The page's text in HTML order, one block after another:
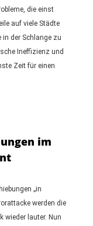
die einst
auf viele Städte
der Schlange zu
Ineffizienz und
Zeit für einen
im
„in
werden die
wieder lauter. Nun